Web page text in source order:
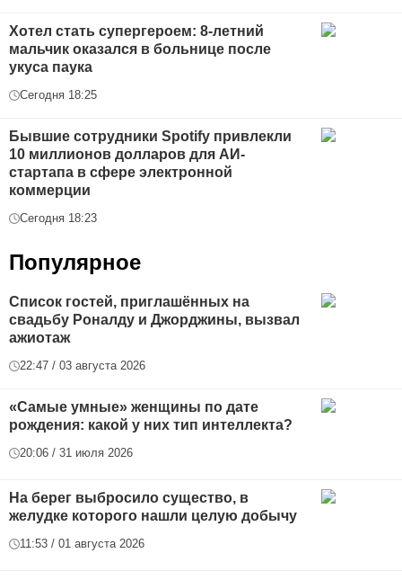
Хотел стать супергероем: 8-летний
мальчик оказался в больнице после
укуса паука
Сегодня 18:25
Бывшие сотрудники Spotify привлекли
10 миллионов долларов для АИ-
стартапа в сфере электронной
коммерции
Сегодня 18:23
Популярное
Список гостей, приглашённых на
свадьбу Роналду и Джорджины, вызвал
ажиотаж
22:47 / 03 августа 2026
«Самые умные» женщины по дате
рождения: какой у них тип интеллекта?
20:06 / 31 июля 2026
На берег выбросило существо, в
желудке которого нашли целую добычу
11:53 / 01 августа 2026